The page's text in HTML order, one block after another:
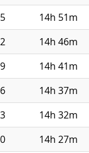
14h 51m
14h 46m
14h 41m
14h 37m
14h 32m
14h 27m